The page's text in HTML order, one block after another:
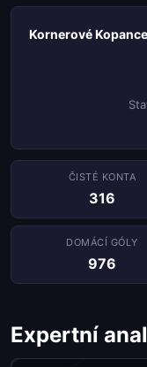
Kornerové Kopance
ČISTÉ KONTA
316
DOMÁCÍ GÓLY
976
Expertní